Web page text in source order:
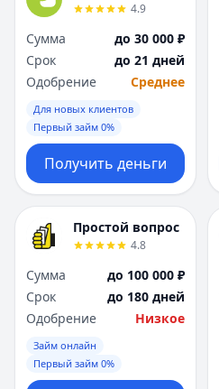
4.9
Сумма
до 30 000 ₽
Срок
до 21 дней
Одобрение
Среднее
Для новых клиентов
Первый займ 0%
Получить деньги
Простой вопрос
4.8
Сумма
до 100 000 ₽
Срок
до 180 дней
Одобрение
Низкое
Займ онлайн
Первый займ 0%